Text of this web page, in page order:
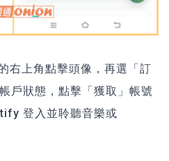
右上角點擊頭像，再選「訂
戶狀態，點擊「獲取」帳號
登入並聆聽音樂或